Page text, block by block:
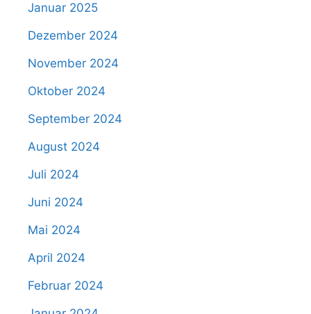
Januar 2025
Dezember 2024
November 2024
Oktober 2024
September 2024
August 2024
Juli 2024
Juni 2024
Mai 2024
April 2024
Februar 2024